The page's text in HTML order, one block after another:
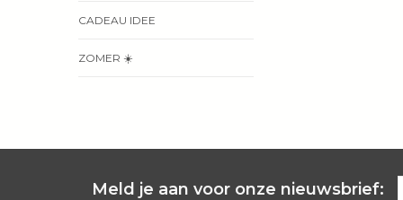
CADEAU IDEE
ZOMER ☀️
Meld je aan voor onze nieuwsbrief: